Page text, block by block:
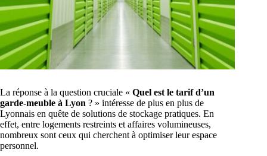
La réponse à la question cruciale « Quel est le tarif d’un
garde-meuble à Lyon ? » intéresse de plus en plus de
Lyonnais en quête de solutions de stockage pratiques. En
effet, entre logements restreints et affaires volumineuses,
nombreux sont ceux qui cherchent à optimiser leur espace
personnel.